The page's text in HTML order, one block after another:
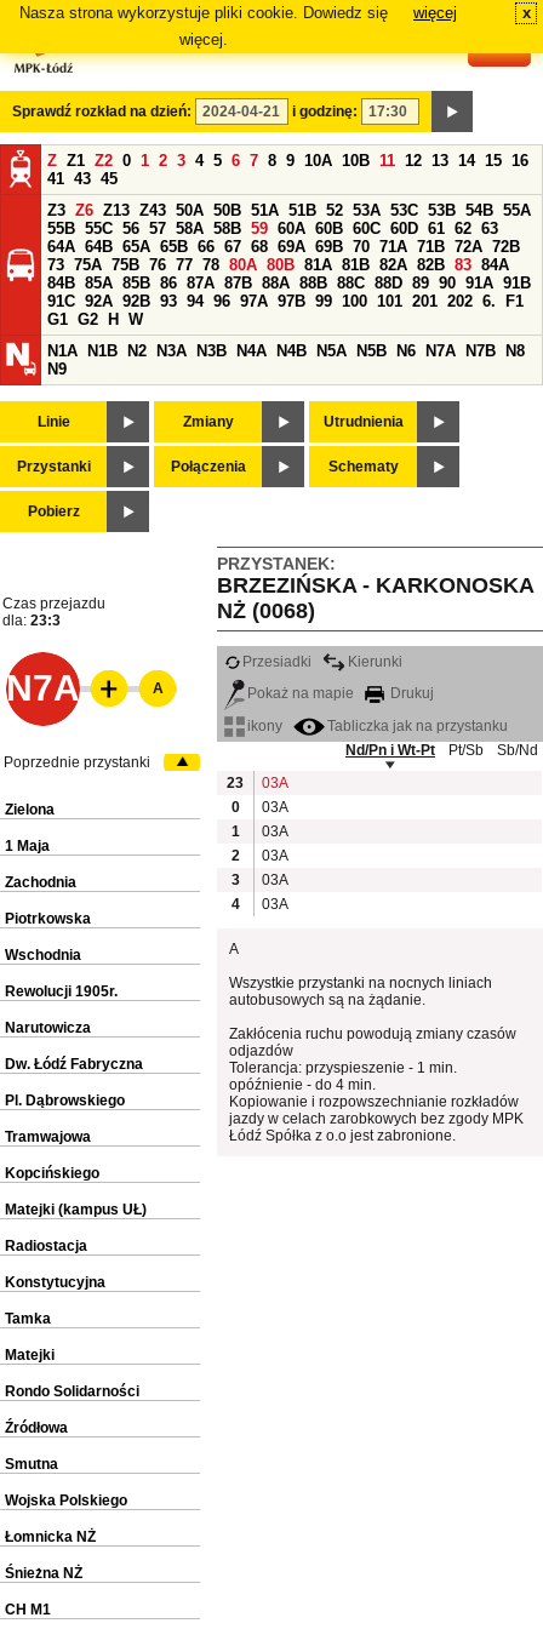
Nasza strona wykorzystuje pliki cookie. Dowiedz się
więcej.
więcej x
Sprawdź rozkład na dzień: i godzinę:
Z Z1 Z2 0 1 2 3 4 5 6 7 8 9 10A 10B 11 12 13 14 15 16
41 43 45
Z3 Z6 Z13 Z43 50A 50B 51A 51B 52 53A 53C 53B 54B 55A
55B 55C 56 57 58A 58B 59 60A 60B 60C 60D 61 62 63
64A 64B 65A 65B 66 67 68 69A 69B 70 71A 71B 72A 72B
73 75A 75B 76 77 78 80A 80B 81A 81B 82A 82B 83 84A
84B 85A 85B 86 87A 87B 88A 88B 88C 88D 89 90 91A 91B
91C 92A 92B 93 94 96 97A 97B 99 100 101 201 202 6.
F1
G1 G2 H
W
N1A
N1B N2 N3A N3B N4A N4B N5A N5B N6 N7A N7B
N8
N9
Linie Zmiany Utrudnienia
Przystanki Połączenia Schematy
Pobierz
PRZYSTANEK:
BRZEZIŃSKA - KARKONOSKA
NŻ (0068)
Czas przejazdu
dla: 23:3
N7A
Przesiadki
Kierunki
Pokaż na mapie
Drukuj
ikony
Tabliczka jak na przystanku
Nd/Pn i Wt-Pt
Pt/Sb
Sb/Nd
23
03A
0
03A
1
03A
2
03A
3
03A
4
03A
A
Wszystkie przystanki na nocnych liniach
autobusowych są na żądanie.
Zakłócenia ruchu powodują zmiany czasów
odjazdów
Tolerancja: przyspieszenie - 1 min.
opóźnienie - do 4 min.
Kopiowanie i rozpowszechnianie rozkładów
jazdy w celach zarobkowych bez zgody MPK
Łódź Spółka z o.o jest zabronione.
A
Poprzednie przystanki
Zielona
1 Maja
Zachodnia
Piotrkowska
Wschodnia
Rewolucji 1905r.
Narutowicza
Dw. Łódź Fabryczna
Pl. Dąbrowskiego
Tramwajowa
Kopcińskiego
Matejki (kampus UŁ)
Radiostacja
Konstytucyjna
Tamka
Matejki
Rondo Solidarności
Źródłowa
Smutna
Wojska Polskiego
Łomnicka NŻ
Śnieżna NŻ
CH M1